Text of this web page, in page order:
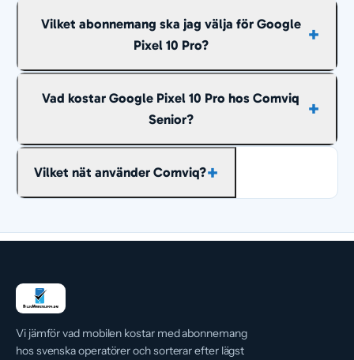
abonnemanget ligger överst.
Vilket abonnemang ska jag välja för Google
Pixel 10 Pro?
abonnemangen ovan, så det du behöver
bestämma är hur mycket surf du vill ha. Väljer du
för lite går det oftast att uppgradera hos Comviq
Vad kostar Google Pixel 10 Pro hos Comviq
Senior?
dagligen.
Vilket nät använder Comviq?
prislapp.
Vi jämför vad mobilen kostar med abonnemang
hos svenska operatörer och sorterar efter lägst